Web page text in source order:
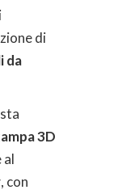
di
da
3D
al
, con